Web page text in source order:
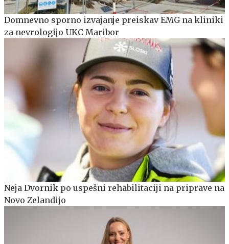
Domnevno sporno izvajanje preiskav EMG na kliniki
za nevrologijo UKC Maribor
Neja Dvornik po uspešni rehabilitaciji na priprave na
Novo Zelandijo